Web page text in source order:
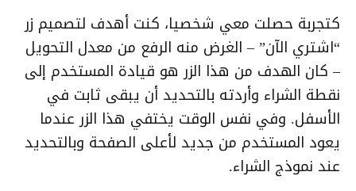
كتجربة حصلت معي شخصيا، كنت أهدف لتصميم زر
“اشتري الآن” – الغرض منه الرفع من معدل التحويل
– كان الهدف من هذا الزر هو قيادة المستخدم إلى
نقطة الشراء وأردته بالتحديد أن يبقى ثابت في
الأسفل. وفي نفس الوقت يختفي هذا الزر عندما
يعود المستخدم من جديد لأعلى الصفحة وبالتحديد
عند نموذج الشراء.